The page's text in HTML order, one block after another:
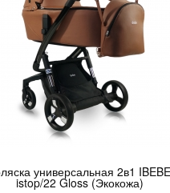
универсальная 2в1 IBEBE
istop/22 Gloss (Экокожа)